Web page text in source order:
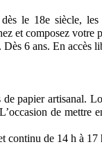
le 18e siècle,
et composez votre
6 ans. En accès
papier artisanal.
de mettre
continu de 14 h à 17